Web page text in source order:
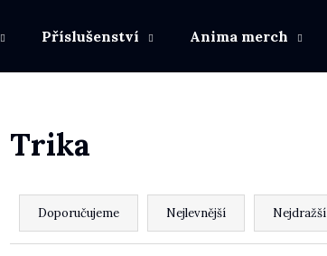
Příslušenství Anima merch
Trika
Doporučujeme Nejlevnější Nejdražší
Doporučujeme